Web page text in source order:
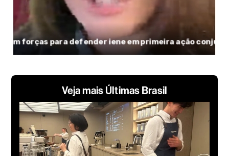
Veja mais Últimas Brasil